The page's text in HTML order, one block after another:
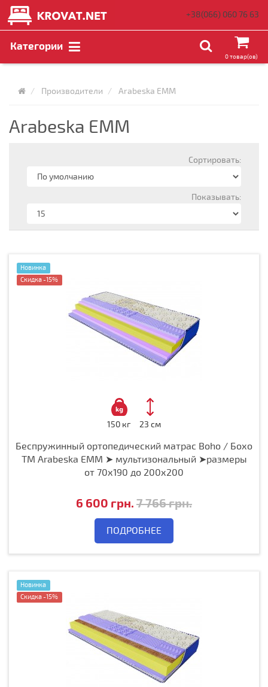
+38(066) 060 76 63
Категории
0 товар(ов)
Производители Arabeska EMM
Arabeska EMM
Сортировать:
Показывать:
Новинка
Скидка -15%
150 кг 23 см
Беспружинный ортопедический матрас Boho / Бохо
ТМ Arabeska EMM ➤ мультизональный ➤размеры
от 70х190 до 200х200
6 600 грн. 7 766 грн.
ПОДРОБНЕЕ
Новинка
Скидка -15%